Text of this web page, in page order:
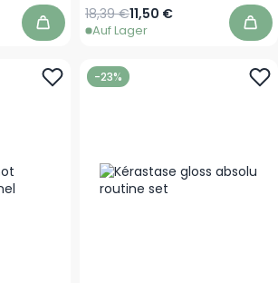
Haar
In den Warenkorb
Ab
11,50 €
Regulärer Preis
18,39 €
Auf Lager In
-23%